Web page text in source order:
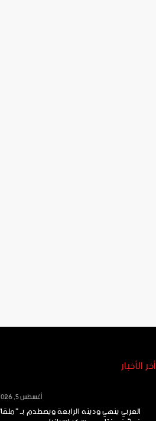
أخر الأخبار
العربي ينهي وديته الرابعة ويصطدم بـ
أغسطس 5, 2026